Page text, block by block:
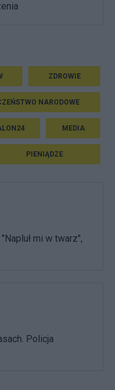
ZDROWIE
NARODOWE
MEDIA
PIENIĄDZE
mi w twarz",
Policja